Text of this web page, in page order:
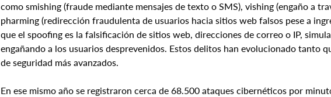
como smishing (fraude mediante mensajes de texto o SMS), vishing (engaño a
pharming (redirección fraudulenta de usuarios hacia sitios web falsos pese a
que el spoofing es la falsificación de sitios web, direcciones de correo o IP,
engañando a los usuarios desprevenidos. Estos delitos han evolucionado tanto
de seguridad más avanzados.
En ese mismo año se registraron cerca de 68.500 ataques cibernéticos por